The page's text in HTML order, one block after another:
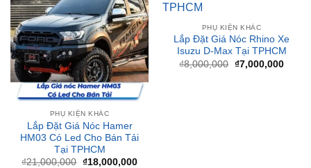
PHỤ KIỆN KHÁC
Lắp Đặt Giá Nóc Hamer
HM03 Có Led Cho Bán Tải
Tại TPHCM
21,000,000
Giá
gốc
là:
₫21,000,000.
₫18,000,000
hiện
tại
₫18,000,000.
Lắp Đặt Giá Nóc Rhino Xe
8,000,000 Giá
gốc
là:
₫8,000,000.
₫ 7,000,000
hiện
tại
là: